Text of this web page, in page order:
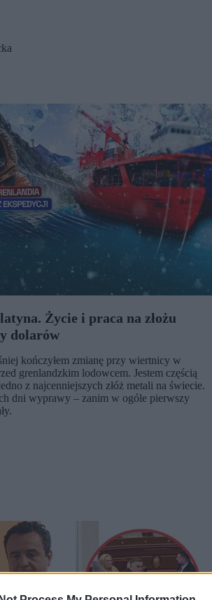
Życie i praca na złożu
dolarów
kończyłem zmianę przy wiertnicy w
grenlandzkim lodowcem. Jestem częścią
z najcenniejszych złóż metali na świecie.
dni wyprawy – zanim w ogóle pierwszy